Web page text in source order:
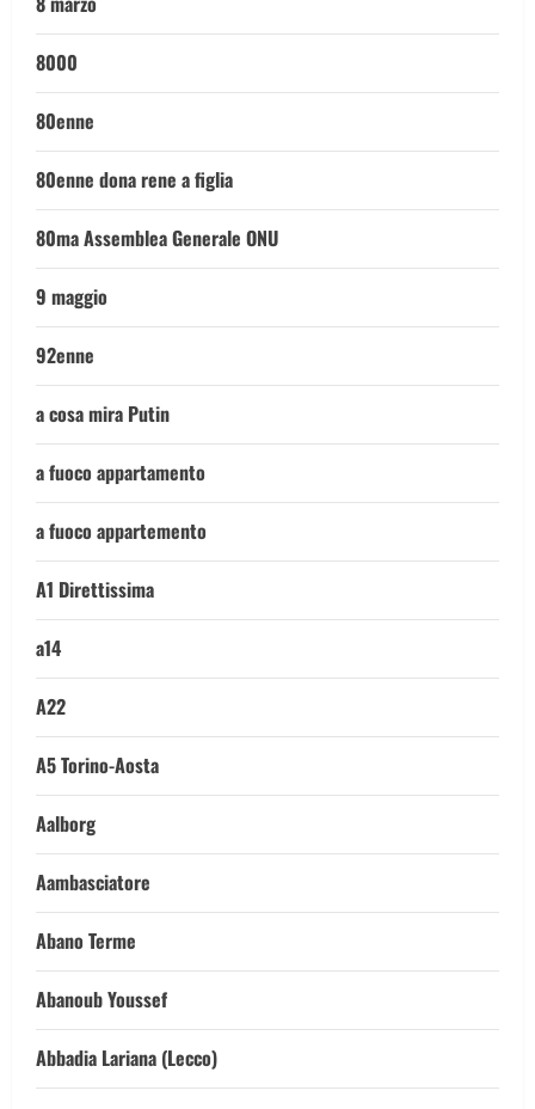
8000
80enne
80enne dona rene a figlia
80ma Assemblea Generale ONU
9 maggio
92enne
a cosa mira Putin
a fuoco appartamento
a fuoco appartemento
A1 Direttissima
a14
A22
A5 Torino-Aosta
Aalborg
Aambasciatore
Abano Terme
Abanoub Youssef
Abbadia Lariana (Lecco)